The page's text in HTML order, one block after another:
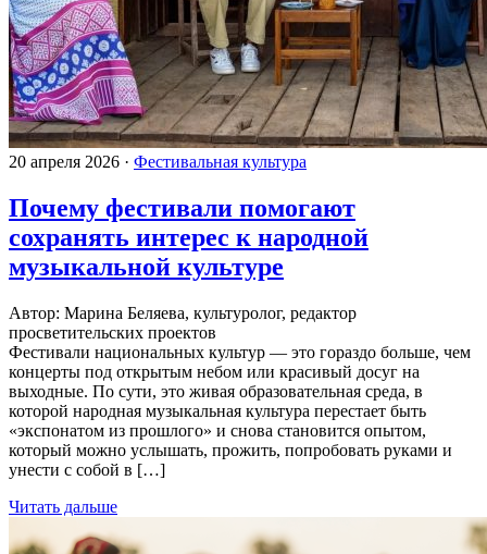
20 апреля 2026 · Фестивальная культура
Почему фестивали помогают
сохранять интерес к народной
музыкальной культуре
Автор: Марина Беляева, культуролог, редактор
просветительских проектов
Фестивали национальных культур — это гораздо больше, чем
концерты под открытым небом или красивый досуг на
выходные. По сути, это живая образовательная среда, в
которой народная музыкальная культура перестает быть
«экспонатом из прошлого» и снова становится опытом,
который можно услышать, прожить, попробовать руками и
унести с собой в […]
Читать дальше